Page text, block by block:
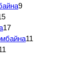
9
17
11